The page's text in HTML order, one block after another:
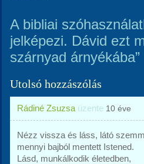
A bibliai
jelképezi. Dávid ezt
szárnyad árnyékába”
Utolsó hozzászólás
Rádiné Zsuzsa üzente 10 éve
Nézz vissza és láss, látó
mennyi bajból mentett Istened.
Lásd, munkálkodik életedben,